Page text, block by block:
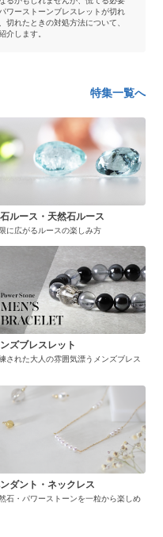
ワーストーンブレスレットが切れ
切れたときの対処方法について、
介します。
特集一覧へ
ルース・天然石ルース
に広がるルースの楽しみ方
ズブレスレット
された大人の雰囲気漂うメンズブレス
ダント・ネックレス
石・パワーストーンを一粒から楽しめ